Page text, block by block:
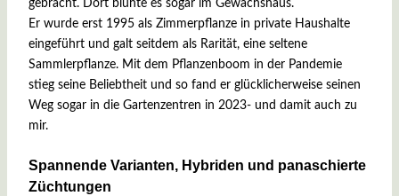
gebracht. Dort blühte es sogar im Gewächshaus.
Er wurde erst 1995 als Zimmerpflanze in private Haushalte
eingeführt und galt seitdem als Rarität, eine seltene
Sammlerpflanze. Mit dem Pflanzenboom in der Pandemie
stieg seine Beliebtheit und so fand er glücklicherweise seinen
Weg sogar in die Gartenzentren in 2023- und damit auch zu
mir.
Spannende Varianten, Hybriden und panaschierte
Züchtungen